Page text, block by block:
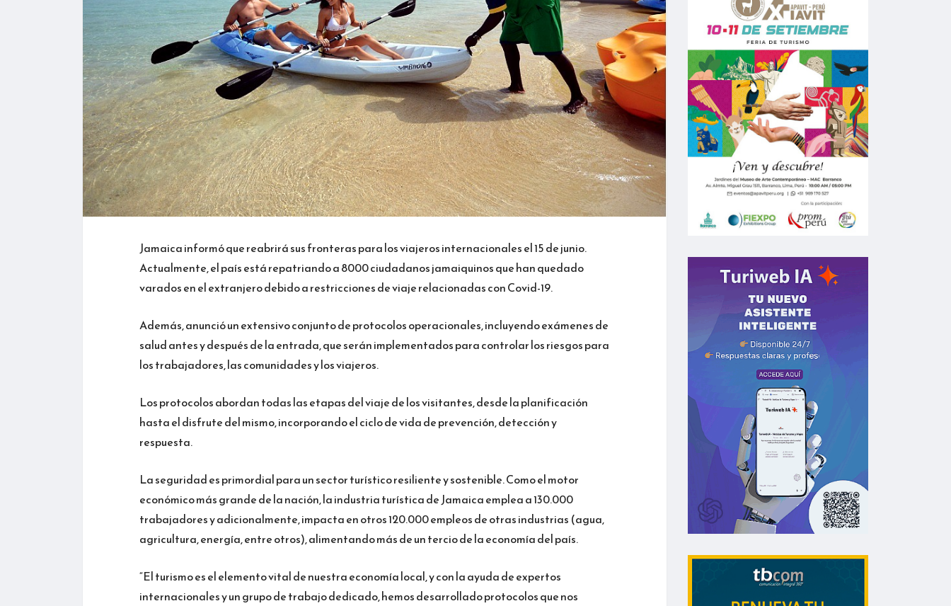
Jamaica informó que reabrirá sus fronteras para los viajeros internacionales el 15 de junio.
Actualmente, el país está repatriando a 8000 ciudadanos jamaiquinos que han quedado
varados en el extranjero debido a restricciones de viaje relacionadas con Covid-19.
Además, anunció un extensivo conjunto de protocolos operacionales, incluyendo exámenes de
salud antes y después de la entrada, que serán implementados para controlar los riesgos para
los trabajadores, las comunidades y los viajeros.
Los protocolos abordan todas las etapas del viaje de los visitantes, desde la planificación
hasta el disfrute del mismo, incorporando el ciclo de vida de prevención, detección y
respuesta.
La seguridad es primordial para un sector turístico resiliente y sostenible. Como el motor
económico más grande de la nación, la industria turística de Jamaica emplea a 130.000
trabajadores y adicionalmente, impacta en otros 120.000 empleos de otras industrias (agua,
agricultura, energía, entre otros), alimentando más de un tercio de la economía del país.
“El turismo es el elemento vital de nuestra economía local, y con la ayuda de expertos
internacionales y un grupo de trabajo dedicado, hemos desarrollado protocolos que nos